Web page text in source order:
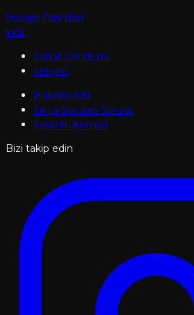
Google Play'den
İndir
Sanat Gündemi
İletişim
Hakkımızda
Sıkça Sorulan Sorular
Yasal Hükümler
Bizi takip edin